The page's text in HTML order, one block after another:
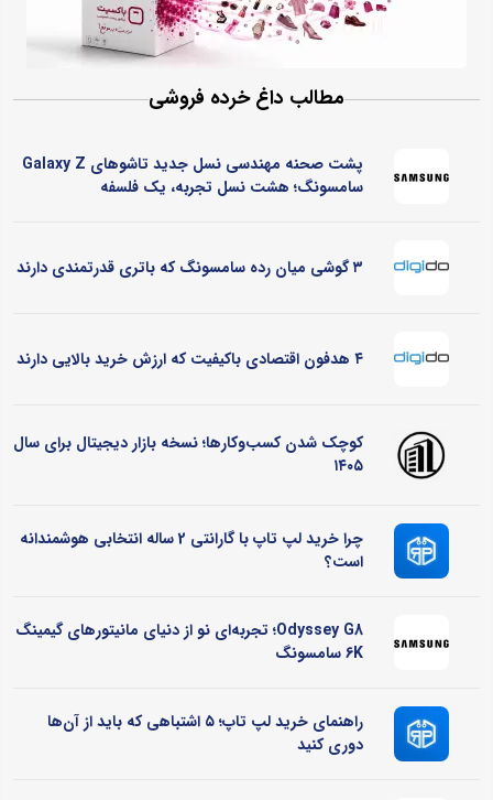
مطالب داغ خرده فروشی
پشت صحنه مهندسی نسل جدید تاشوهای Galaxy Z
سامسونگ؛ هشت نسل تجربه، یک فلسفه
۳ گوشی میان رده سامسونگ که باتری قدرتمندی دارند
۴ هدفون اقتصادی باکیفیت که ارزش خرید بالایی دارند
کوچک شدن کسب‌وکارها؛ نسخه بازار دیجیتال برای سال
۱۴۰۵
چرا خرید لپ تاپ با گارانتی 2 ساله انتخابی هوشمندانه
است؟
Odyssey G8؛ تجربه‌ای نو از دنیای مانیتورهای گیمینگ
6K سامسونگ
راهنمای خرید لپ تاپ؛ ۵ اشتباهی که باید از آن‌ها
دوری کنید